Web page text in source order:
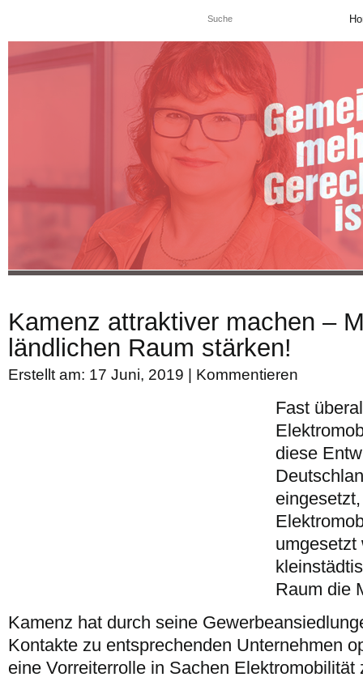
Kamenz attraktiver machen –
ländlichen Raum stärken!
Erstellt am: 17 Juni, 2019 | Kommentieren
Fast
diese
umgesetzt
Raum die
Kamenz hat durch seine
Kontakte zu entsprechenden Unternehmen
eine Vorreiterrolle in Sachen Elektromobilität